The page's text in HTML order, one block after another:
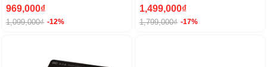
969,000₫
1,099,000₫ -12%
1,499,000₫
1,799,000₫ -17%